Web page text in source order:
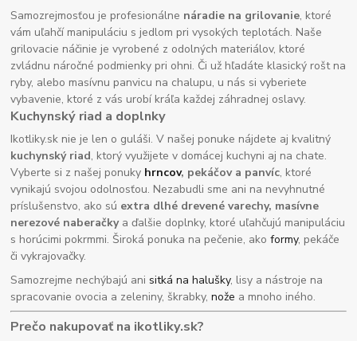
Samozrejmosťou je profesionálne náradie na grilovanie, ktoré
vám uľahčí manipuláciu s jedlom pri vysokých teplotách. Naše
grilovacie náčinie je vyrobené z odolných materiálov, ktoré
zvládnu náročné podmienky pri ohni. Či už hľadáte klasický rošt na
ryby, alebo masívnu panvicu na chalupu, u nás si vyberiete
vybavenie, ktoré z vás urobí kráľa každej záhradnej oslavy.
Kuchynský riad a doplnky
Ikotliky.sk nie je len o guláši. V našej ponuke nájdete aj kvalitný
kuchynský riad, ktorý využijete v domácej kuchyni aj na chate.
Vyberte si z našej ponuky hrncov, pekáčov a panvíc, ktoré
vynikajú svojou odolnosťou. Nezabudli sme ani na nevyhnutné
príslušenstvo, ako sú extra dlhé drevené varechy, masívne
nerezové naberačkya ďalšie doplnky, ktoré uľahčujú manipuláciu
s horúcimi pokrmmi. Široká ponuka na pečenie, akoformy, pekáče
či vykrajovačky.
Samozrejme nechýbajú anisitká na halušky, lisy a nástroje na
spracovanie ovocia a zeleniny, škrabky,nože a mnoho iného.
Prečo nakupovať na ikotliky.sk?